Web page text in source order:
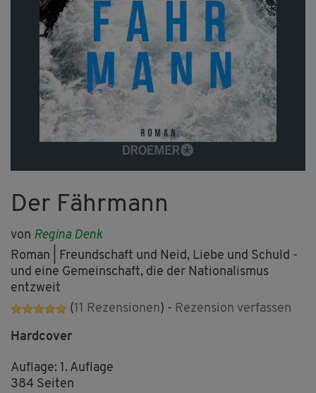
Der Fährmann
von Regina Denk
Roman | Freundschaft und Neid, Liebe und Schuld -
und eine Gemeinschaft, die der Nationalismus
entzweit
(11 Rezensionen) - Rezension verfassen
Hardcover
Auflage: 1. Auflage
384 Seiten